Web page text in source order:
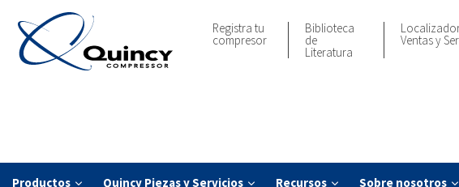
Registra tu
compresor
Biblioteca
de
Literatura
Ventas y
Productos Quincy Piezas y Servicios Recursos Sobre nosotros